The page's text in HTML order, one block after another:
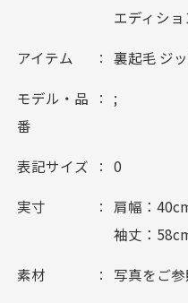
エディショ
アイテム 裏起毛 ジ
モデル・品
番
;
表記サイズ 0
実寸
肩幅：
袖丈：
素材 写真をご参